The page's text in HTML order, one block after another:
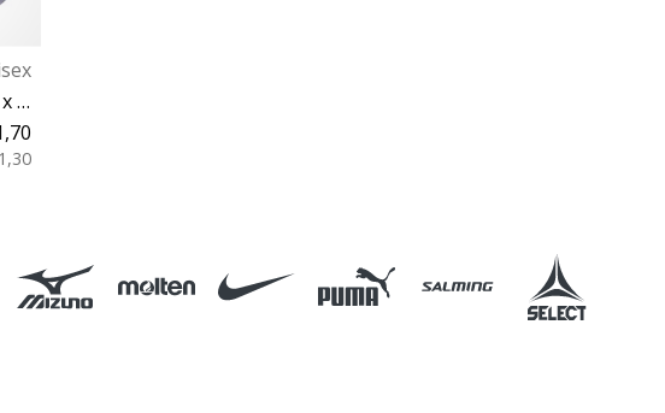
Ταινία Cawila Sporttape ECO 3,8cm x 10m 6er Set